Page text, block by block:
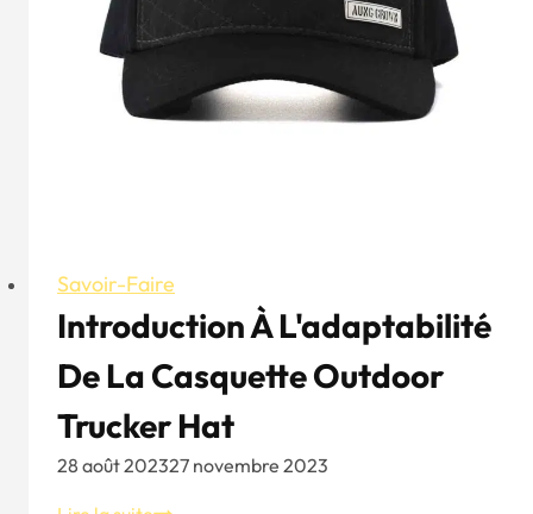
Savoir-Faire
Introduction À L'adaptabilité
De La Casquette Outdoor
Trucker Hat
28 août 202327 novembre 2023